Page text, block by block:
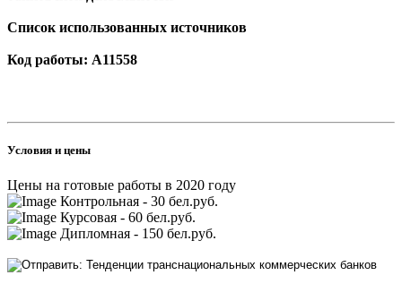
Список использованных источников
Код работы: А11558
Условия и цены
Цены на готовые работы в 2020 году
Контрольная - 30 бел.руб.
Курсовая - 60 бел.руб.
Дипломная - 150 бел.руб.